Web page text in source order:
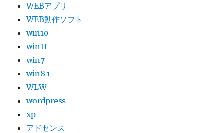
WEBアプリ
WEB動作ソフト
win10
win11
win7
win8.1
WLW
wordpress
xp
アドセンス